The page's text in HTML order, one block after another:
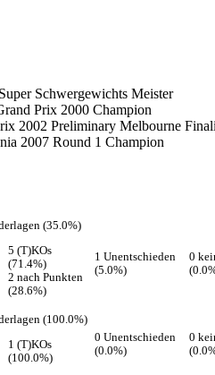
Schwergewichts Meister
Prix 2000 Champion
2002 Preliminary Melbourne
2007 Round 1 Champion
(35.0%)
5 (T)KOs
(71.4%)
2 nach Punkten
(28.6%)
1 Unentschieden
(5.0%)
0
(100.0%)
1 (T)KOs
(100.0%)
0 Unentschieden
(0.0%)
0